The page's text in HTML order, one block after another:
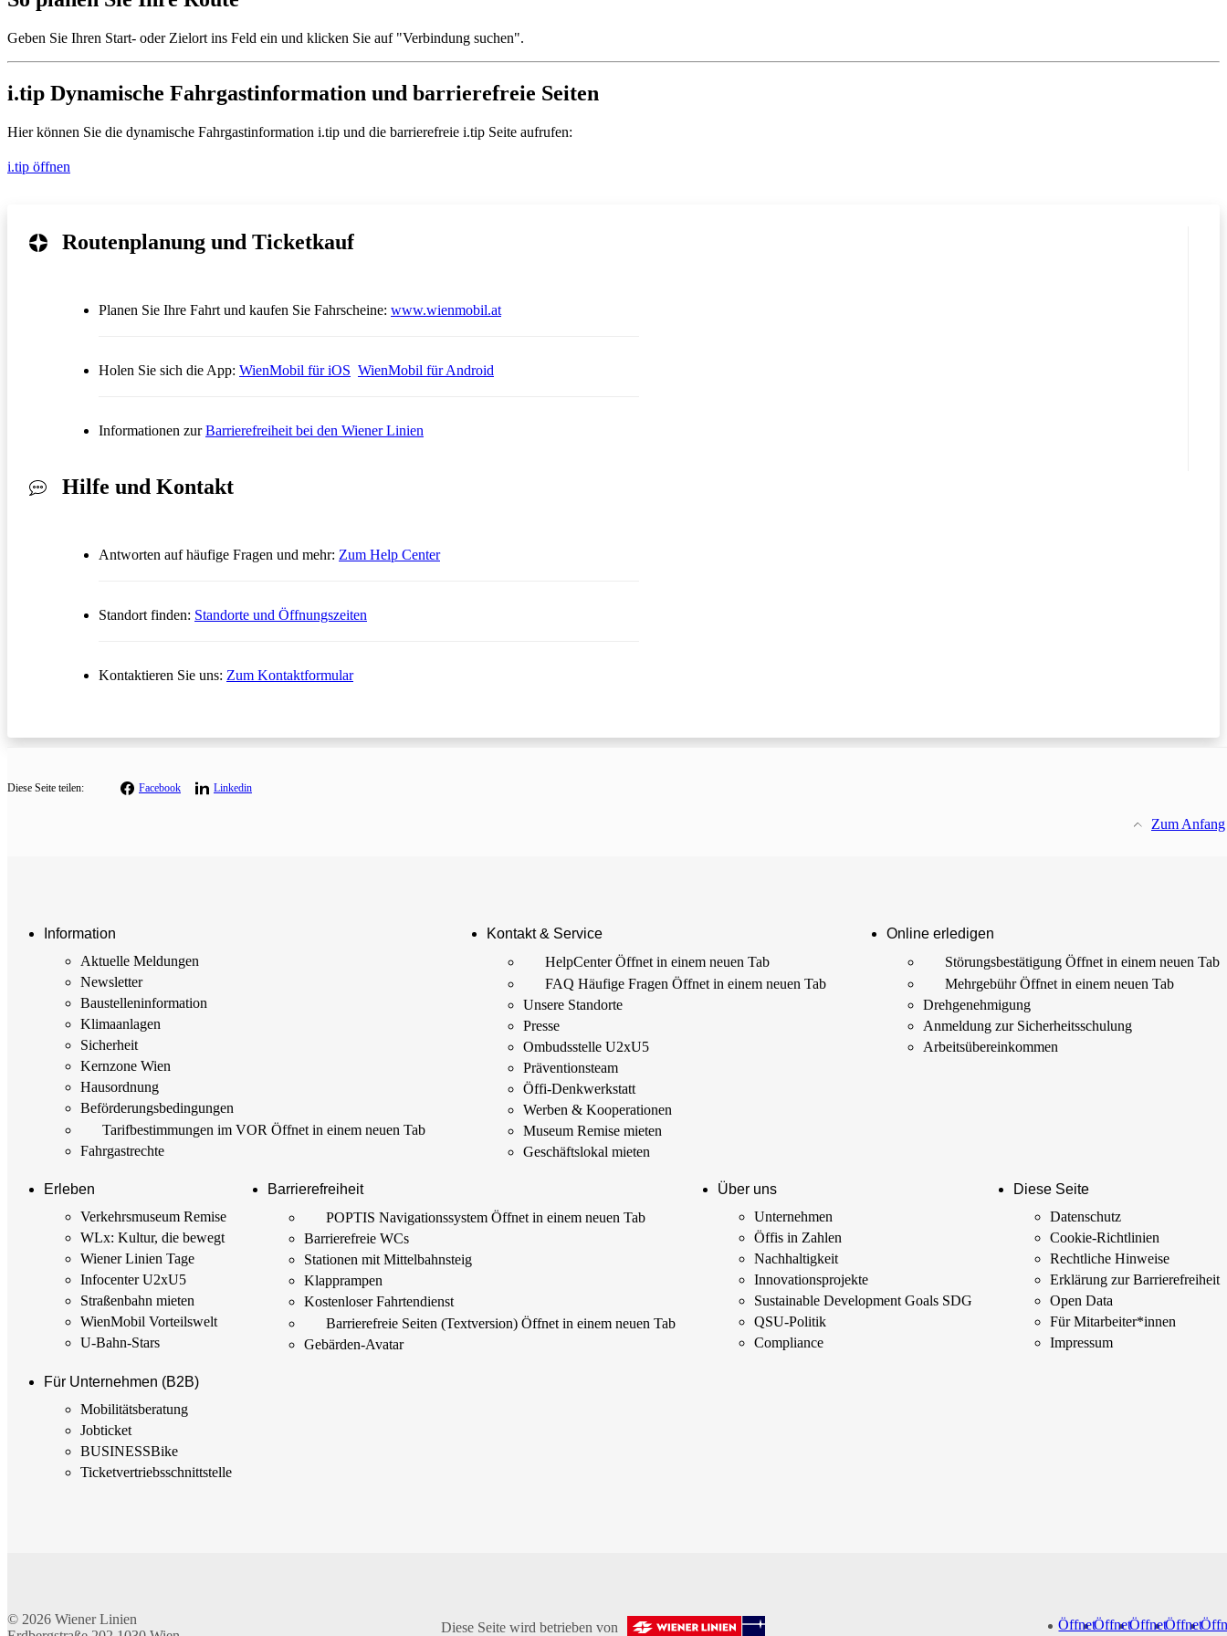
Geben Sie Ihren Start- oder Zielort ins Feld ein und klicken Sie auf "Verbindung suchen".
i.tip Dynamische Fahrgastinformation und barrierefreie Seiten
Hier können Sie die dynamische Fahrgastinformation i.tip und die barrierefreie i.tip Seite aufrufen:
i.tip öffnen
Routenplanung und Ticketkauf
Planen Sie Ihre Fahrt und kaufen Sie Fahrscheine: www.wienmobil.atÖffnet in einem neuen Tab
Holen Sie sich die App: WienMobil für iOS Öffnet in einem neuen Tab
WienMobil für Android
Informationen zurBarrierefreiheit bei den Wiener Linien
Hilfe und Kontakt
Antworten auf häufige Fragen und mehr: Zum Help CenterÖffnet in einem neuen Tab
Standort finden: Standorte und Öffnungszeiten
Kontaktieren Sie uns: Zum KontaktformularÖffnet in einem neuen Tab
Diese Seite teilen: Facebook Linkedin
Zum Anfang
Information
Aktuelle Meldungen
Newsletter
Baustellen­information
Klimaanlagen
Sicherheit
Kernzone Wien
Hausordnung
Beförderungs­bedingungen
Tarif­bestimmungen im VOR Öffnet in einem neuen Tab
Fahrgastrechte
Kontakt & Service
HelpCenterÖffnet in einem neuen Tab
FAQ Häufige Fragen Öffnet in einem neuen Tab
Unsere Standorte
Presse
Ombudsstelle U2xU5
Präventionsteam
Öffi-Denkwerkstatt
Werben & Kooperationen
Museum Remise mieten
Geschäftslokal mieten
Online erledigen
Störungs­bestätigung Öffnet in einem neuen Tab
MehrgebührÖffnet in einem neuen Tab
Drehgenehmigung
Anmeldung zur Sicherheits­schulung
Arbeits­übereinkommen
Erleben
Verkehrsmuseum Remise
WLx: Kultur, die bewegt
Wiener Linien Tage
Infocenter U2xU5
Straßenbahn mieten
WienMobil Vorteilswelt
U-Bahn-Stars
Barrierefreiheit
POPTIS NavigationssystemÖffnet in einem neuen Tab
Barrierefreie WCs
Stationen mit Mittelbahnsteig
Klapprampen
Kostenloser Fahrtendienst
Barrierefreie Seiten (Textversion)Öffnet in einem neuen Tab
Gebärden-Avatar
Über uns
Unternehmen
Öffis in Zahlen
Nachhaltigkeit
Innovations­projekte
Sustainable Development Goals SDG
QSU-Politik
Compliance
Diese Seite
Datenschutz
Cookie-Richtlinien
Rechtliche Hinweise
Erklärung zur Barrierefreiheit
Open Data
Für Mitarbeiter­*innen
Impressum
Für Unternehmen (B2B)
Mobilitäts­beratung
Jobticket
BUSINESSBike
Ticketvertriebs­schnittstelle
© 2026 Wiener Linien
Diese Seite wird betrieben von
ÖffnetÖffnetÖffnetÖffnet